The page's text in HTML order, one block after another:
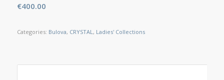
€400.00
Categories: Bulova, CRYSTAL , Ladies' Collections